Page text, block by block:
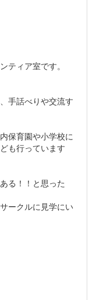
ィア室です。
手話べりや交流す
保育園や小学校に
も行っています
る！！と思った
ークルに見学にい